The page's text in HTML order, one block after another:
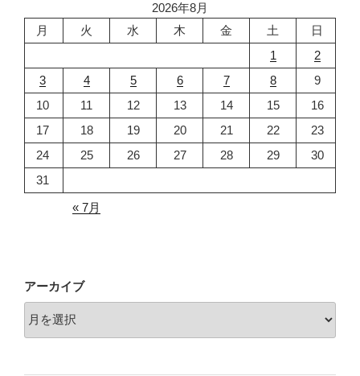
て"
の
ら
せ"
2026年8月
月
火 水 木 金 土
日
1
2
3
4 5 6 7 8
9
10
11 12 13 14 15
16
17
18 19 20 21 22
23
24
25 26 27 28 29
30
31
« 7月
アーカイブ